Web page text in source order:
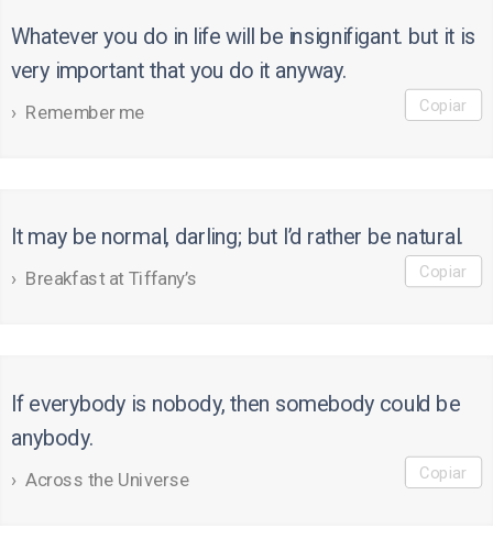
Whatever you do in life will be insignifigant. but it is
very important that you do it anyway.
Remember me Copiar
It may be normal, darling; but I’d rather be natural.
Breakfast at Tiffany’s Copiar
If everybody is nobody, then somebody could be
anybody.
Across the Universe Copiar